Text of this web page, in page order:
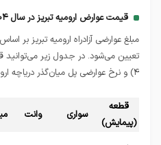
قیمت عوارض ارومیه تبریز در سال ۱۴۰۴ چقدر است؟
مبلغ عوارضی آزادراه ارومیه تبریز بر
تعیین می‌شود. در جدول زیر می‌توانید
۴) و نرخ عوارضی پل میان‌گذر دریاچه ارومیه را مشاهده کنید.
قطعه
(پیمایش)
سواری وانت